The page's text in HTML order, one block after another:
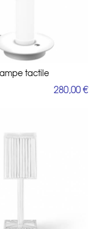
tactile
280,00 €